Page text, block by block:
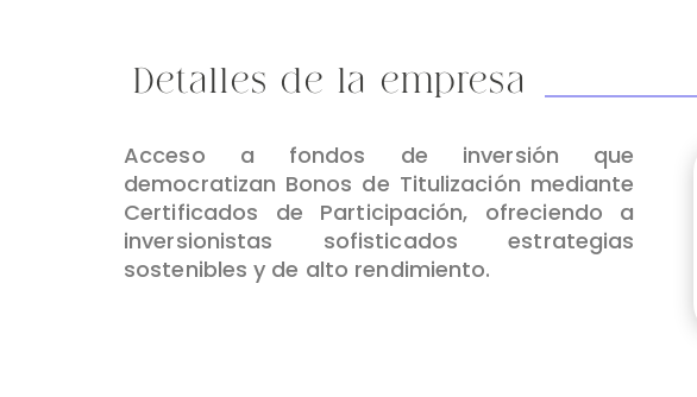
Detalles de la empresa
Acceso a fondos de inversión que
democratizan Bonos de Titulización mediante
Certificados de Participación, ofreciendo a
inversionistas sofisticados estrategias
sostenibles y de alto rendimiento.